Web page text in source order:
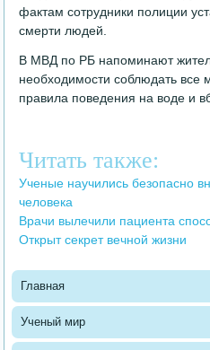
фактам сотрудники полиции
смерти людей.
В МВД по РБ напоминают
необходимости соблюдать все
правила поведения на воде и
Читать также:
Ученые научились безопасно
человека
Врачи вылечили пациента
Открыт секрет вечной жизни
Главная
Ученый мир